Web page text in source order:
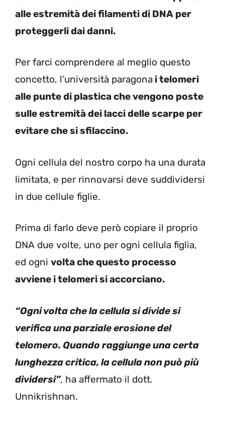
alle estremità dei filamenti di DNA per
proteggerli dai danni.
Per farci comprendere al meglio questo
concetto, l’università paragona i telomeri
alle punte di plastica che vengono poste
sulle estremità dei lacci delle scarpe per
evitare che si sfilaccino.
Ogni cellula del nostro corpo ha una durata
limitata, e per rinnovarsi deve suddividersi
in due cellule figlie.
Prima di farlo deve però copiare il proprio
DNA due volte, uno per ogni cellula figlia,
ed ogni volta che questo processo
avviene i telomeri si accorciano.
“Ogni volta che la cellula si divide si
verifica una parziale erosione del
telomero. Quando raggiunge una certa
lunghezza critica, la cellula non può più
dividersi”, ha affermato il dott.
Unnikrishnan.